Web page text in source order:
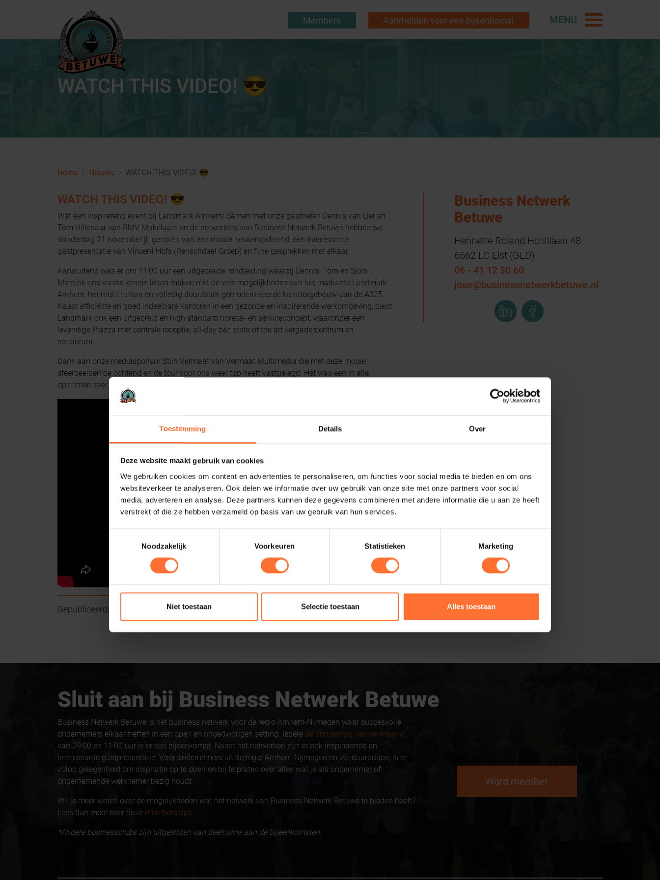
Toestemming Details Over
Deze website maakt gebruik van cookies
We gebruiken cookies om content en advertenties te personaliseren, om functies voor social media te bieden en om ons
websiteverkeer te analyseren. Ook delen we informatie over uw gebruik van onze site met onze partners voor social
media, adverteren en analyse. Deze partners kunnen deze gegevens combineren met andere informatie die u aan ze heeft
verstrekt of die ze hebben verzameld op basis van uw gebruik van hun services.
Noodzakelijk
Voorkeuren Statistieken Marketing
Niet toestaan Selectie toestaan Alles toestaan
Members Aanmelden voor een bijeenkomst MENU
WATCH THIS VIDEO! 😎
Home Nieuws WATCH THIS VIDEO! 😎
WATCH THIS VIDEO! 😎
Wát een inspirerend event bij Landmark Arnhem! Samen met onze gastheren Dennis van Lier en
Tom Hillenaar van BMV Makelaars en de netwerkers van Business Netwerk Betuwe hebben we
donderdag 21 november jl. genoten van een mooie netwerkochtend, een interessante
gastpresentatie van Vincent Hofs (Renschdael Groep) en fijne gesprekken met elkaar.
Aansluitend was er om 11:00 uur een uitgebreide rondleiding waarbij Dennis, Tom en Sjors
Mentink ons verder kennis lieten maken met de vele mogelijkheden van het markante Landmark
Arnhem, het multi-tenant en volledig duurzaam gemoderniseerde kantoorgebouw aan de A325.
Naast efficiënte en goed indeelbare kantoren in een gezonde en inspirerende werkomgeving, biedt
Landmark ook een uitgebreid en high standard horeca- en serviceconcept, waaronder een
levendige Piazza met centrale receptie, all-day bar, state of the art vergadercentrum en
restaurant.
Dank aan onze mediasponsor Stijn Vermaat van Vermaat Multimedia die met deze mooie
sfeerbeelden de ochtend en de tour voor ons weer top heeft vastgelegd. Het was een in alle
opzichten zeer geslaagde bijeenkomst!
Gepubliceerd: Deel artikel:
Business Netwerk
Betuwe
Henriette Roland Holstlaan 48
6662 LC Elst (GLD)
06 - 41 12 30 60
jose@businessnetwerkbetuwe.nl
Sluit aan bij Business Netwerk Betuwe
Business Netwerk Betuwe is hét business netwerk voor de regio Arnhem-Nijmegen waar succesvolle
ondernemers elkaar treffen in een open en ongedwongen setting. Iedere 3e donderdag van de maand
van 09:00 en 11:00 uur is er een bijeenkomst. Naast het netwerken zijn er ook inspirerende en
interessante gastpresentatie. Voor ondernemers uit de regio Arnhem-Nijmegen en vér daarbuiten, is er
volop gelegenheid om inspiratie op te doen en bij te praten over alles wat je als ondernemer of
ondernemende werknemer bezig houdt.
Wil je meer weten over de mogelijkheden wat het netwerk van Business Netwerk Betuwe te bieden heeft?
Lees dan meer over onze memberships
*Andere businessclubs zijn uitgesloten van deelname aan de bijeenkomsten.
Word member